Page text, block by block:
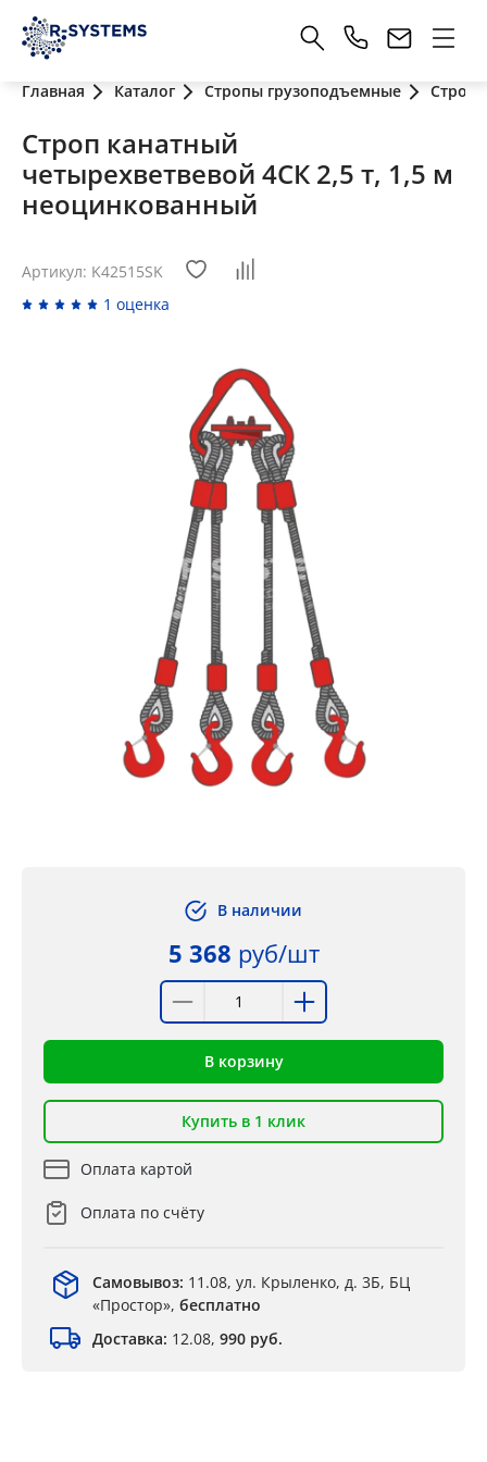
Главная Каталог Стропы грузоподъемные
Строп канатный
четырехветвевой 4СК 2,5 т, 1,5 м
неоцинкованный
Артикул: K42515SK
1 оценка
В наличии
5 368 руб/шт
В корзину
Купить в 1 клик
Оплата картой
Оплата по счёту
Самовывоз: 11.08, ул. Крыленко, д. 3Б, БЦ
«Простор», бесплатно
Доставка: 12.08, 990 руб.